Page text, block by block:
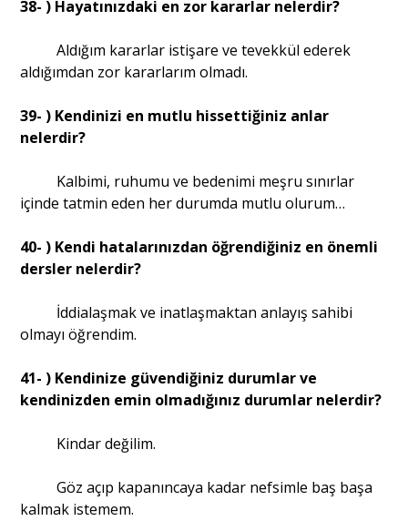
38- ) Hayatınızdaki en zor kararlar nelerdir?
Aldığım kararlar istişare ve tevekkül ederek
aldığımdan zor kararlarım olmadı.
39- ) Kendinizi en mutlu hissettiğiniz anlar
nelerdir?
Kalbimi, ruhumu ve bedenimi meşru sınırlar
içinde tatmin eden her durumda mutlu olurum…
40- ) Kendi hatalarınızdan öğrendiğiniz en önemli
dersler nelerdir?
İddialaşmak ve inatlaşmaktan anlayış sahibi
olmayı öğrendim.
41- ) Kendinize güvendiğiniz durumlar ve
kendinizden emin olmadığınız durumlar nelerdir?
Kindar değilim.
Göz açıp kapanıncaya kadar nefsimle baş başa
kalmak istemem.